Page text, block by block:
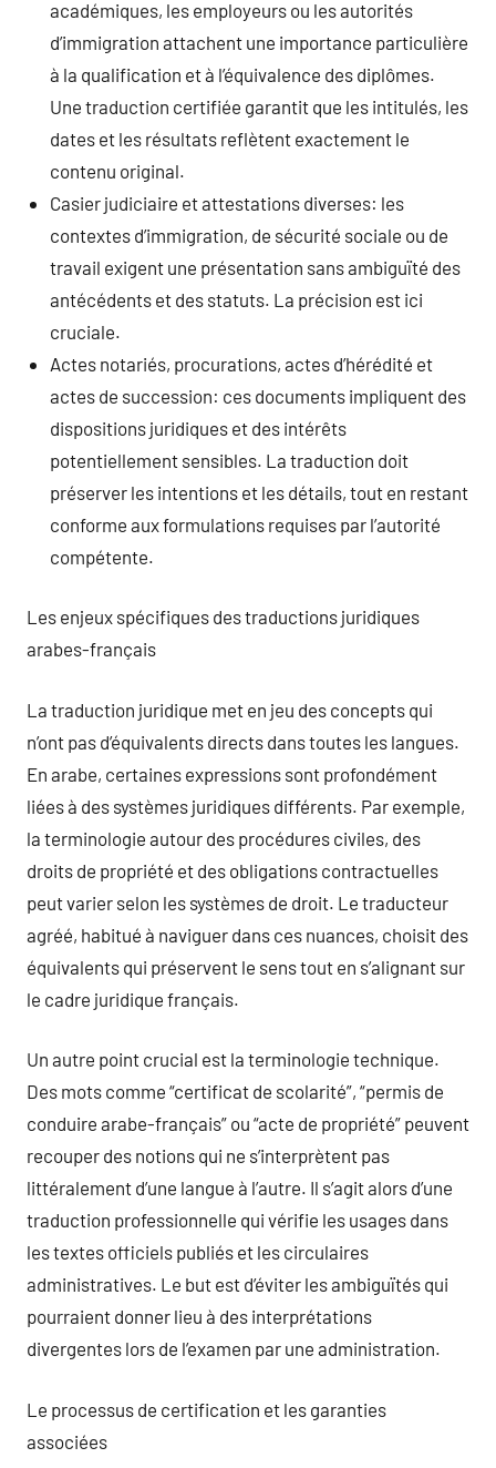
académiques, les employeurs ou les autorités
d’immigration attachent une importance particulière
à la qualification et à l’équivalence des diplômes.
Une traduction certifiée garantit que les intitulés, les
dates et les résultats reflètent exactement le
contenu original.
Casier judiciaire et attestations diverses: les
contextes d’immigration, de sécurité sociale ou de
travail exigent une présentation sans ambiguïté des
antécédents et des statuts. La précision est ici
cruciale.
Actes notariés, procurations, actes d’hérédité et
actes de succession: ces documents impliquent des
dispositions juridiques et des intérêts
potentiellement sensibles. La traduction doit
préserver les intentions et les détails, tout en restant
conforme aux formulations requises par l’autorité
compétente.
Les enjeux spécifiques des traductions juridiques
arabes-français
La traduction juridique met en jeu des concepts qui
n’ont pas d’équivalents directs dans toutes les langues.
En arabe, certaines expressions sont profondément
liées à des systèmes juridiques différents. Par exemple,
la terminologie autour des procédures civiles, des
droits de propriété et des obligations contractuelles
peut varier selon les systèmes de droit. Le traducteur
agréé, habitué à naviguer dans ces nuances, choisit des
équivalents qui préservent le sens tout en s’alignant sur
le cadre juridique français.
Un autre point crucial est la terminologie technique.
Des mots comme “certificat de scolarité”, “permis de
conduire arabe-français” ou “acte de propriété” peuvent
recouper des notions qui ne s’interprètent pas
littéralement d’une langue à l’autre. Il s’agit alors d’une
traduction professionnelle qui vérifie les usages dans
les textes officiels publiés et les circulaires
administratives. Le but est d’éviter les ambiguïtés qui
pourraient donner lieu à des interprétations
divergentes lors de l’examen par une administration.
Le processus de certification et les garanties
associées